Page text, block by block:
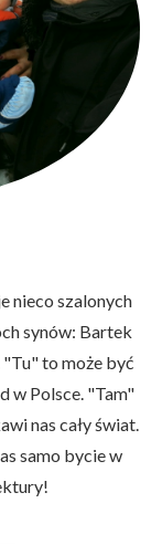
nieco szalonych
synów: Bartek
"Tu" to może być
w Polsce. "Tam"
nas cały świat.
samo bycie w